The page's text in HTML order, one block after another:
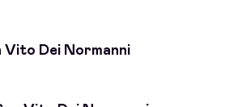
Vito Dei Normanni